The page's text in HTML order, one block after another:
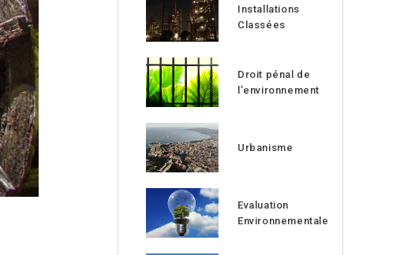
Installations
Classées
Droit pénal de
l’environnement
Urbanisme
Evaluation
Environnementale